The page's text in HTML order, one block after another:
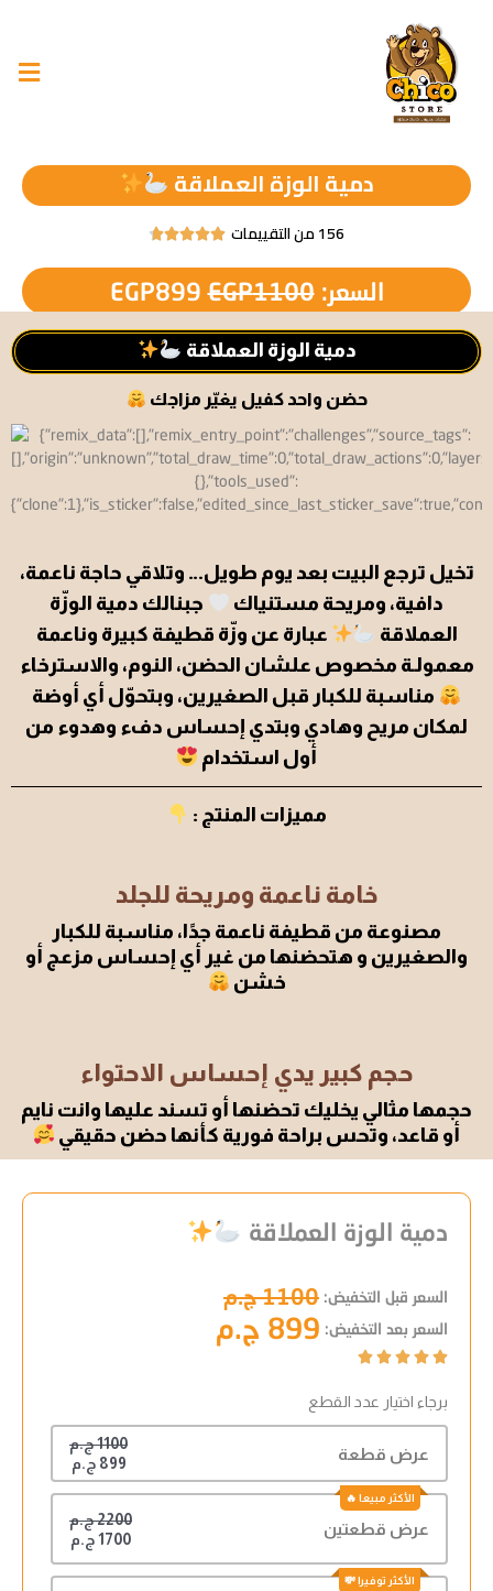
دمية الوزة العملاقة
156 من التقييمات 




السعر: EGP1100
EGP899
دمية الوزة العملاقة
حضن واحد كفيل يغيّر مزاجك
تخيل ترجع البيت بعد يوم طويل… وتلاقي حاجة ناعمة،
دافية، ومريحة مستنياك
جبنالك دمية الوزّة
العملاقة
عبارة عن وزّة قطيفة كبيرة وناعمة
معمولـة مخصوص علشان الحضن، النوم، والاسترخاء
مناسبة للكبار قبل الصغيرين، وبتحوّل أي أوضة
لمكان مريح وهادي وبتدي إحساس دفء وهدوء من
أول استخدام
مميزات المنتج :
خامة ناعمة ومريحة للجلد
مصنوعة من قطيفة ناعمة جدًا، مناسبة للكبار
والصغيرين و هتحضنها من غير أي إحساس مزعج أو
خشن
حجم كبير يدي إحساس الاحتواء
حجمها مثالي يخليك تحضنها أو تسند عليها وانت نايم
أو قاعد، وتحس براحة فورية كأنها حضن حقيقي
دمية الوزة العملاقة
السعر قبل التخفيض: 1100 ج.م
السعر بعد التخفيض: 899 ج.م





برجاء اختيار عدد القطع
عرض قطعة
1100 ج.م
899 ج.م
عرض قطعتين
2200 ج.م
1700 ج.م